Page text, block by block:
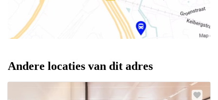
Andere locaties van dit adres